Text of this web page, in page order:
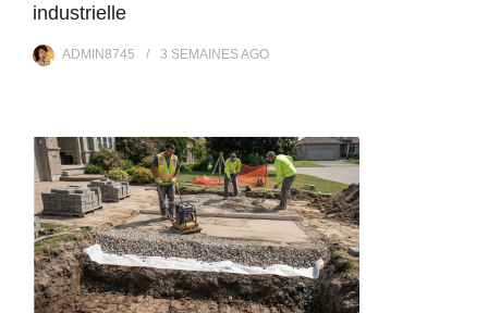
industrielle
ADMIN8745 3 SEMAINESAGO